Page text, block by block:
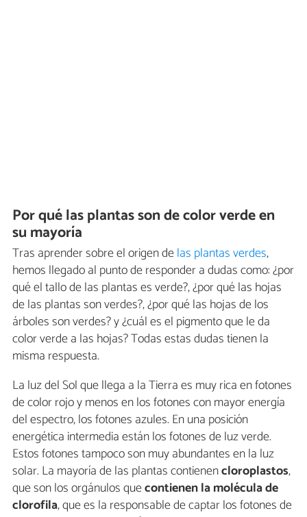
Por qué las plantas son de color verde en
su mayoría
Tras aprender sobre el origen delas plantas verdes,
hemos llegado al punto de responder a dudas como: ¿por
qué el tallo de las plantas es verde?, ¿por qué las hojas
de las plantas son verdes?, ¿por qué las hojas de los
árboles son verdes? y ¿cuál es el pigmento que le da
color verde a las hojas? Todas estas dudas tienen la
misma respuesta.
La luz del Sol que llega a la Tierra es muy rica en fotones
de color rojo y menos en los fotones con mayor energía
del espectro, los fotones azules. En una posición
energética intermedia están los fotones de luz verde.
Estos fotones tampoco son muy abundantes en la luz
solar. La mayoría de las plantas contienencloroplastos,
que son los orgánulos quecontienen la molécula de
clorofila, que es la responsable de captar los fotones de